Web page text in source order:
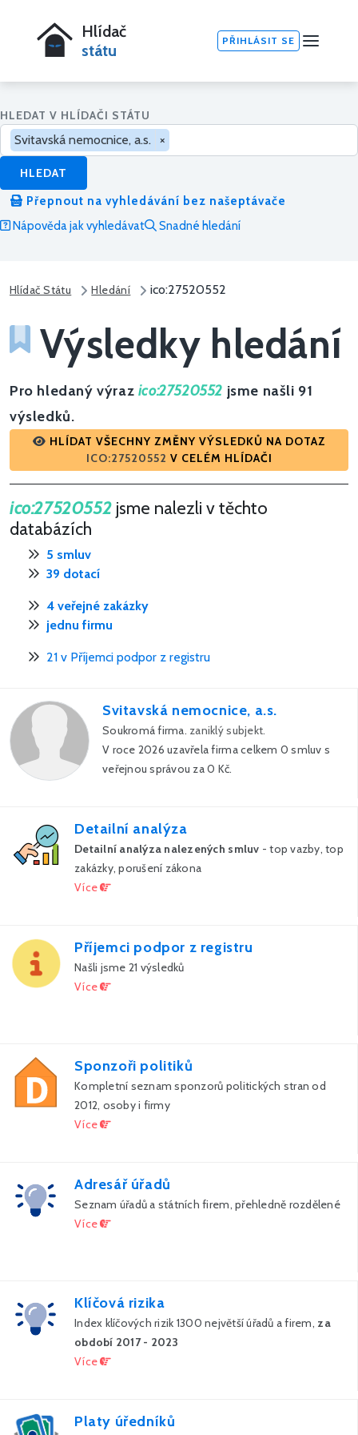
Hlídač
státu
PŘIHLÁSIT SE
HLEDAT V HLÍDAČI STÁTU
Svitavská nemocnice, a.s. ×
HLEDAT
Přepnout na vyhledávání bez našeptávače
Nápověda jak vyhledávat
Snadné hledání
Hlídač Státu Hledání ico:27520552
Výsledky hledání
Pro hledaný výraz ico:27520552 jsme našli 91
výsledků.
HLÍDAT VŠECHNY ZMĚNY VÝSLEDKŮ NA DOTAZ
ICO:27520552 V CELÉM HLÍDAČI
ico:27520552 jsme nalezli v těchto
databázích
5 smluv
39 dotací
4 veřejné zakázky
jednu firmu
21 v Příjemci podpor z registru
Svitavská nemocnice, a.s.
Soukromá firma. zaniklý subjekt.
V roce 2026 uzavřela firma celkem 0 smluv s
veřejnou správou za 0 Kč.
Detailní analýza
Detailní analýza nalezených smluv - top vazby, top
zakázky, porušení zákona
Více
Příjemci podpor z registru
Našli jsme 21 výsledků
Více
Sponzoři politiků
Kompletní seznam sponzorů politických stran od
2012, osoby i firmy
Více
Adresář úřadů
Seznam úřadů a státních firem, přehledně rozdělené
Více
Klíčová rizika
Index klíčových rizik 1300 největší úřadů a firem, za
období 2017 - 2023
Více
Platy úředníků